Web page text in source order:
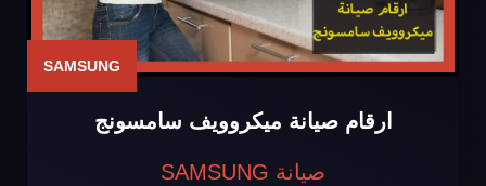
SAMSUNG
ارقام صيانة ميكروويف سامسونج
صيانة SAMSUNG